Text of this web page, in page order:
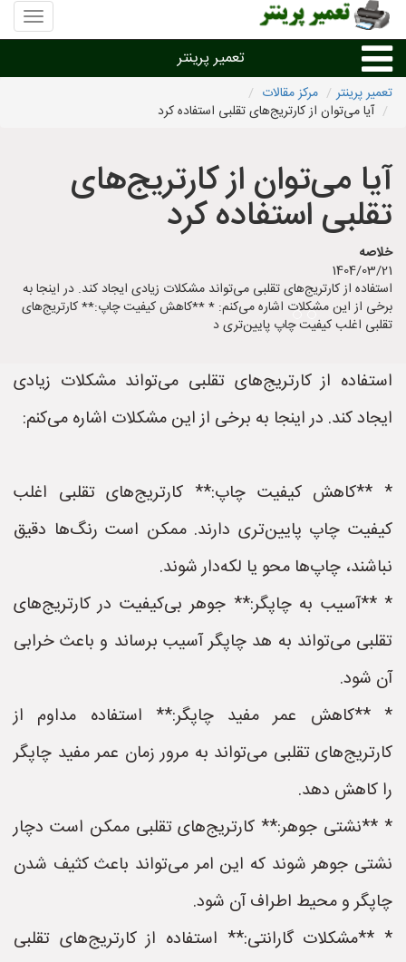
منوی
سایت
پرینتر
تعمیر پرینتر
تعمیر براساس نوع پرینتر
تعمیر پرینتر براساس برند
تعمیر پرینتر در شهرها
تعمیر پرینتر
مرکز مقالات
آیا می‌توان از کارتریج‌های تقلبی استفاده کرد
آیا می‌توان از کارتریج‌های
تقلبی استفاده کرد
خلاصه
1404/03/21
استفاده از کارتریج‌های تقلبی می‌تواند مشکلات زیادی ایجاد کند. در اینجا به
برخی از این مشکلات اشاره می‌کنم: * **کاهش کیفیت چاپ:** کارتریج‌های
تقلبی اغلب کیفیت چاپ پایین‌تری د
استفاده از کارتریج‌های تقلبی می‌تواند مشکلات زیادی
ایجاد کند. در اینجا به برخی از این مشکلات اشاره می‌کنم:
* **کاهش کیفیت چاپ:** کارتریج‌های تقلبی اغلب
کیفیت چاپ پایین‌تری دارند. ممکن است رنگ‌ها دقیق
نباشند، چاپ‌ها محو یا لکه‌دار شوند.
* **آسیب به چاپگر:** جوهر بی‌کیفیت در کارتریج‌های
تقلبی می‌تواند به هد چاپگر آسیب برساند و باعث خرابی
آن شود.
* **کاهش عمر مفید چاپگر:** استفاده مداوم از
کارتریج‌های تقلبی می‌تواند به مرور زمان عمر مفید چاپگر
را کاهش دهد.
* **نشتی جوهر:** کارتریج‌های تقلبی ممکن است دچار
نشتی جوهر شوند که این امر می‌تواند باعث کثیف شدن
چاپگر و محیط اطراف آن شود.
* **مشکلات گارانتی:** استفاده از کارتریج‌های تقلبی